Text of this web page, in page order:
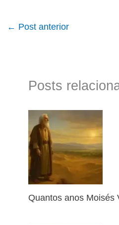
← Post anterior
Posts
Quantos anos Moisés